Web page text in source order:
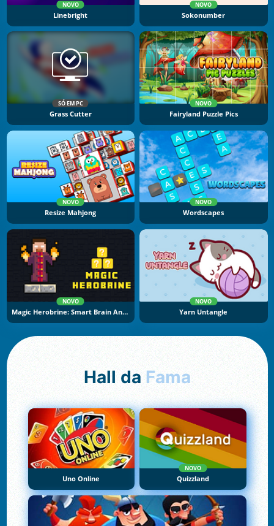
NOVO
Linebright
NOVO
Sokonumber
SÓ EM PC
Grass Cutter
NOVO
Fairyland Puzzle Pics
NOVO
Resize Mahjong
NOVO
Wordscapes
NOVO
Magic Herobrine: Smart Brain And Puzzle Quest
NOVO
Yarn Untangle
Hall da Fama
Uno Online
NOVO
Quizzland